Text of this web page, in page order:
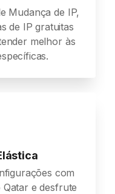
Mudança de IP,
de IP gratuitas
melhor às
com
e desfrute